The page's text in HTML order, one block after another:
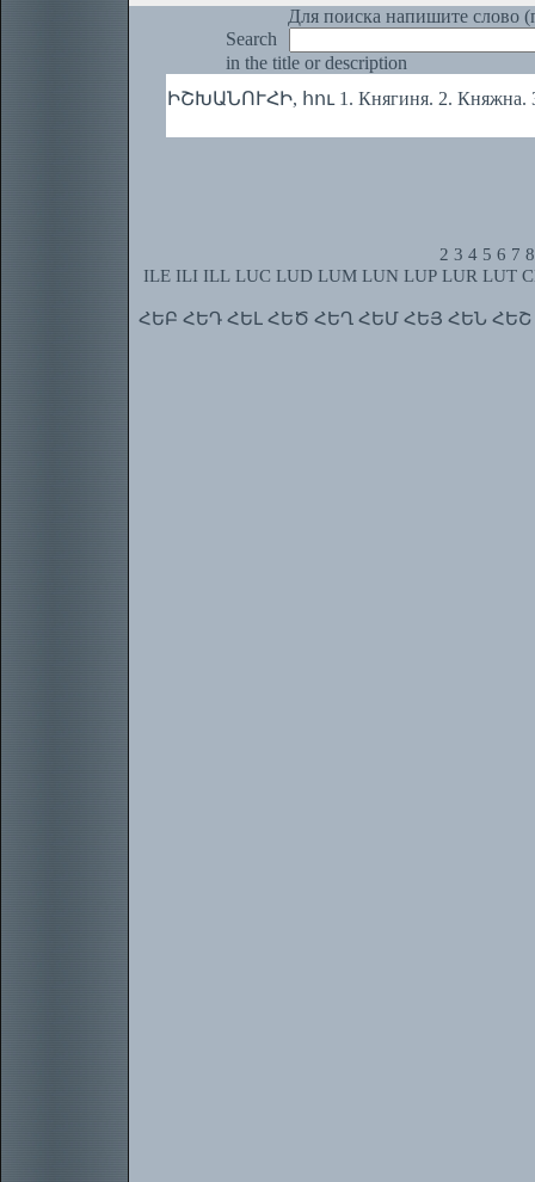
Для поиска напишите слово
Search
in the title or description
ԻՇԽԱՆՈՒՀԻ, հու 1. Княгиня. 2. Княжна.
2 3 4 5 6 7 8
ILE ILI ILL LUC LUD LUM LUN LUP LUR LUT
ՀԵԲ ՀԵԴ ՀԵԼ ՀԵԾ ՀԵՂ ՀԵՄ ՀԵՅ ՀԵՆ ՀԵՇ